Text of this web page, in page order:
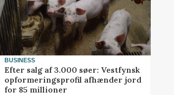
BUSINESS
Efter salg af 3.000 søer: Vestfynsk
opformeringsprofil afhænder jord
for 85 millioner